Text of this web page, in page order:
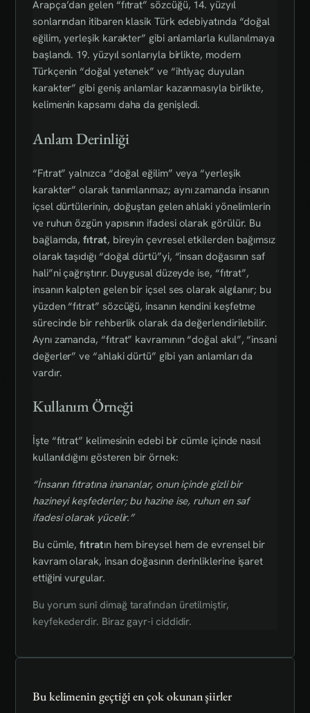
Arapça’dan gelen “fıtrat” sözcüğü, 14. yüzyıl
sonlarından itibaren klasik Türk edebiyatında “doğal
eğilim, yerleşik karakter” gibi anlamlarla kullanılmaya
başlandı. 19. yüzyıl sonlarıyla birlikte, modern
Türkçenin “doğal yetenek” ve “ihtiyaç duyulan
karakter” gibi geniş anlamlar kazanmasıyla birlikte,
kelimenin kapsamı daha da genişledi.
Anlam Derinliği
“Fıtrat” yalnızca “doğal eğilim” veya “yerleşik
karakter” olarak tanımlanmaz; aynı zamanda insanın
içsel dürtülerinin, doğuştan gelen ahlaki yönelimlerin
ve ruhun özgün yapısının ifadesi olarak görülür. Bu
bağlamda,fıtrat, bireyin çevresel etkilerden bağımsız
olarak taşıdığı “doğal dürtü”yi, “insan doğasının saf
hali”ni çağrıştırır. Duygusal düzeyde ise, “fıtrat”,
insanın kalpten gelen bir içsel ses olarak algılanır; bu
yüzden “fıtrat” sözcüğü, insanın kendini keşfetme
sürecinde bir rehberlik olarak da değerlendirilebilir.
Aynı zamanda, “fıtrat” kavramının “doğal akıl”, “insani
değerler” ve “ahlaki dürtü” gibi yan anlamları da
vardır.
Kullanım Örneği
İşte “fıtrat” kelimesinin edebi bir cümle içinde nasıl
kullanıldığını gösteren bir örnek:
“İnsanın fıtratına inananlar, onun içinde gizli bir
hazineyi keşfederler; bu hazine ise, ruhun en saf
ifadesi olarak yücelir.”
Bu cümle,fıtratın hem bireysel hem de evrensel bir
kavram olarak, insan doğasının derinliklerine işaret
ettiğini vurgular.
Bu yorum sunî dimağ tarafından üretilmiştir,
keyfekederdir. Biraz gayr-i ciddidir.
Bu kelimenin geçtiği en çok okunan şiirler